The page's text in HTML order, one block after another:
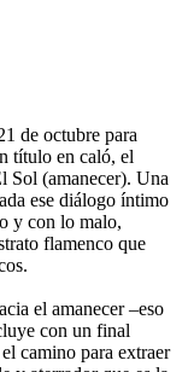
de octubre para
título en caló, el
Sol (amanecer). Una
ese diálogo íntimo
y con lo malo,
flamenco que
el amanecer –eso
con un final
camino para extraer